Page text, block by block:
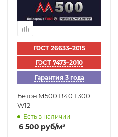
ГОСТ 26633–2015
ГОСТ 7473–2010
Гарантия 3 года
Бетон М500 В40 F300
W12
Есть в наличии
6 500 руб/м³